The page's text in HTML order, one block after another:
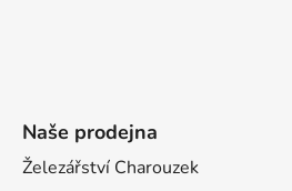
Naše prodejna
Železářství Charouzek